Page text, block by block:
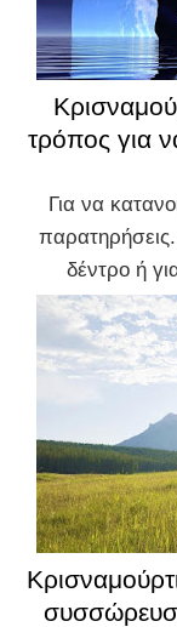
τρόπος για
Για να
δέντρο ή